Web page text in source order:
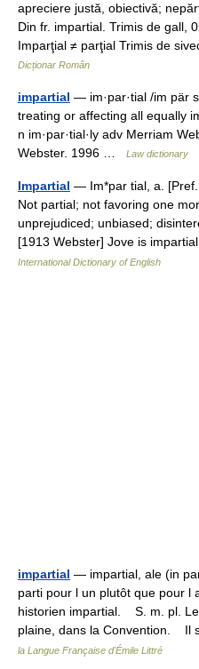
apreciere justă, obiectivă;
Din fr. impartial. Trimis de gall,
Imparţial ≠ parţial Trimis de
Dicționar Român
impartial — im·par·tial /im pär
treating or affecting all equally
n im·par·tial·ly adv Merriam
Webster. 1996 …
Law dictionary
Impartial — Im*par tial, a.
Not partial; not favoring one
unprejudiced; unbiased;
[1913 Webster] Jove is
International Dictionary of English
impartial — impartial, ale (in
parti pour l un plutôt que pour l
historien impartial. S. m. pl.
plaine, dans la Convention.
la Langue Française d'Émile Littré